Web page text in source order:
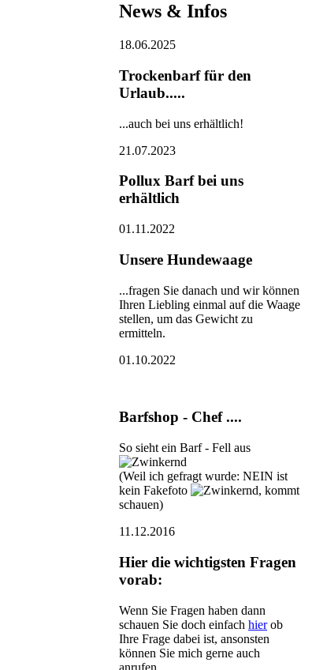
News & Infos
18.06.2025
Trockenbarf für den
Urlaub.....
...auch bei uns erhältlich!
21.07.2023
Pollux Barf bei uns
erhältlich
01.11.2022
Unsere Hundewaage
...fragen Sie danach und wir können
Ihren Liebling einmal auf die Waage
stellen, um das Gewicht zu
ermitteln.
01.10.2022
Barfshop - Chef ....
So sieht ein Barf - Fell aus
(Weil ich gefragt wurde: NEIN ist
kein Fakefoto
, kommt
schauen)
11.12.2016
Hier die wichtigsten Fragen
vorab:
Wenn Sie Fragen haben dann
schauen Sie doch einfach hierob
Ihre Frage dabei ist, ansonsten
können Sie mich gerne auch
anrufen.